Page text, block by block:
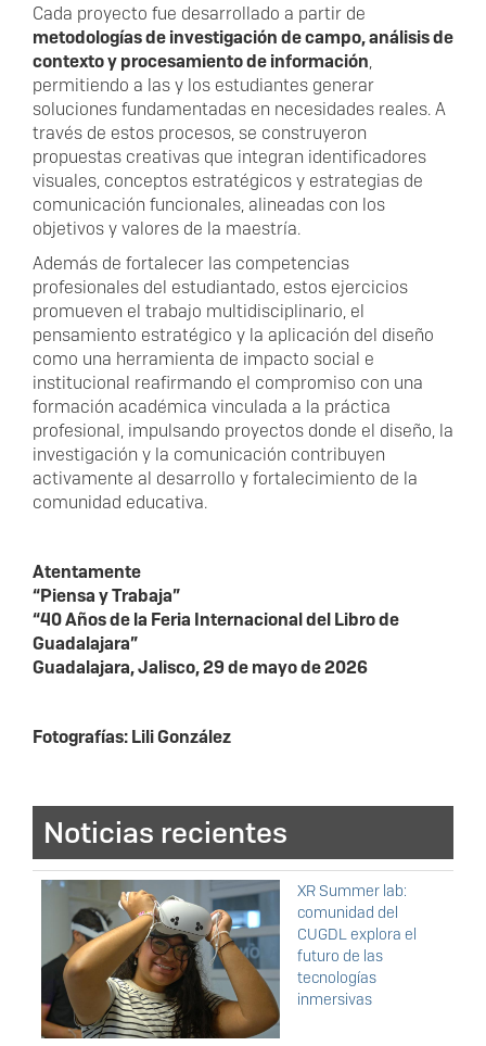
Cada proyecto fue desarrollado a partir de
metodologías de investigación de campo, análisis de
contexto y procesamiento de información,
permitiendo a las y los estudiantes generar
soluciones fundamentadas en necesidades reales. A
través de estos procesos, se construyeron
propuestas creativas que integran identificadores
visuales, conceptos estratégicos y estrategias de
comunicación funcionales, alineadas con los
objetivos y valores de la maestría.
Además de fortalecer las competencias
profesionales del estudiantado, estos ejercicios
promueven el trabajo multidisciplinario, el
pensamiento estratégico y la aplicación del diseño
como una herramienta de impacto social e
institucional reafirmando el compromiso con una
formación académica vinculada a la práctica
profesional, impulsando proyectos donde el diseño, la
investigación y la comunicación contribuyen
activamente al desarrollo y fortalecimiento de la
comunidad educativa.
Atentamente
“Piensa y Trabaja”
“40 Años de la Feria Internacional del Libro de
Guadalajara”
Guadalajara, Jalisco, 29 de mayo de 2026
Fotografías: Lili González
Noticias recientes
XR Summer lab:
comunidad del
CUGDL explora el
futuro de las
tecnologías
inmersivas